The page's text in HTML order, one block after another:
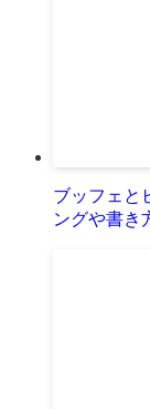
ブッフェと
ングや書き